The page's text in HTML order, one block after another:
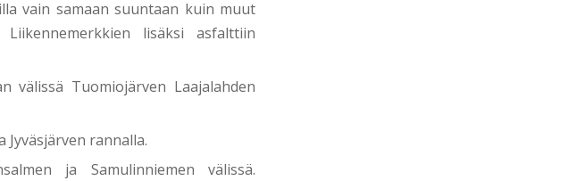
vain samaan suuntaan kuin muut
lisäksi asfalttiin
välissä Tuomiojärven Laajalahden
rannalla.
ja Samulinniemen välissä.